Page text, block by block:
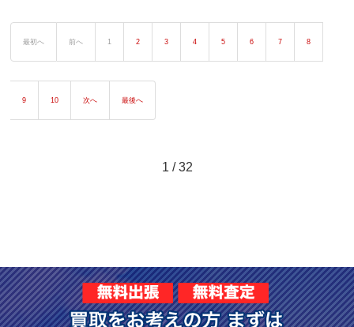
最初へ 前へ 1 2 3 4 5 6 7 8
9 10 次へ 最後へ
1 / 32